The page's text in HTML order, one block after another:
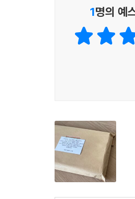
대본집에서만 만날
에피소드 구상하는 나
1명의 예